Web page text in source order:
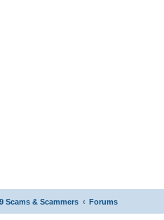
Scams & Scammers Forums